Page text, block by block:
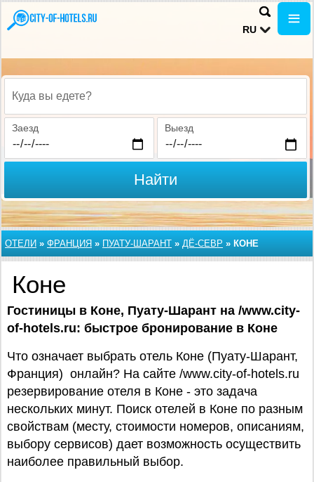
RU
Куда вы едете?
Заезд Выезд
Найти
ОТЕЛИ » ФРАНЦИЯ » ПУАТУ-ШАРАНТ » ДЁ-СЕВР » КОНЕ
Коне
Гостиницы в Коне, Пуату-Шарант на /www.city-
of-hotels.ru: быстрое бронирование в Коне
Что означает выбрать отель Коне (Пуату-Шарант,
Франция) онлайн? На сайте /www.city-of-hotels.ru
резервирование отеля в Коне - это задача
нескольких минут. Поиск отелей в Коне по разным
свойствам (месту, стоимости номеров, описаниям,
выбору сервисов) дает возможность осуществить
наиболее правильный выбор.